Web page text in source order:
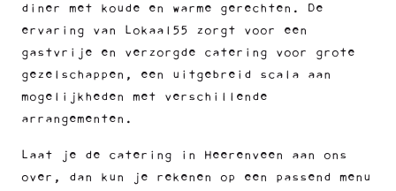
diner met koude en warme gerechten. De
ervaring van Lokaal55 zorgt voor een
gastvrije en verzorgde catering voor grote
gezelschappen, een uitgebreid scala aan
mogelijkheden met verschillende
arrangementen.
Laat je de catering in Heerenveen aan ons
over, dan kun je rekenen op een passend menu